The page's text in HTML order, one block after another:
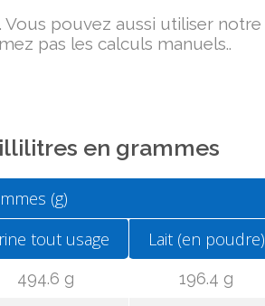
pouvez aussi utiliser notre
pas les calculs manuels..
en grammes
(g)
tout usage Lait (en poudre)
494.6 g
196.4 g